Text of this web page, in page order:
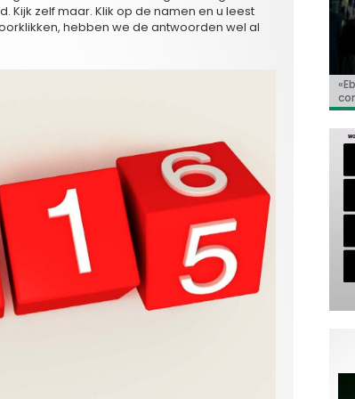
Kijk zelf maar. Klik op de namen en u leest
hebben we de antwoorden wel al
de